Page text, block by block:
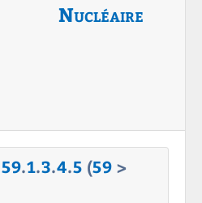
Nucléaire
59.1.3.4.5 (59 >